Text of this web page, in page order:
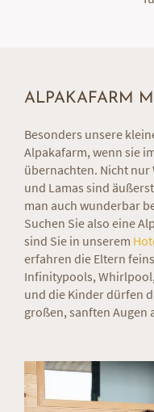
ALPAKAFARM
Besonders unsere
Alpakafarm, wenn sie
übernachten. Nicht nur
und Lamas sind
man auch wunderbar
Suchen Sie also eine
sind Sie in unserem
erfahren die Eltern
Infinitypools,
und die Kinder dürfen
großen, sanften Augen